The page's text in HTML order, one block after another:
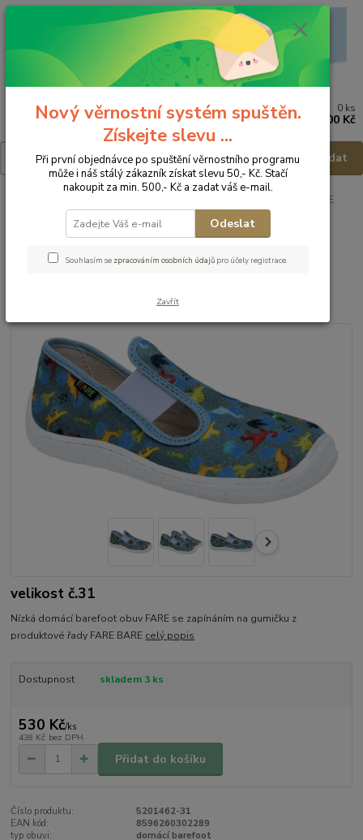
Menu
Hledat
0 ks
0,00 Kč
FARE
BARE Domácí obuv 5201462 - vel.31
FARE BARE Domácí obuv
5201462 - vel.31
velikost č.31
Nízká domácí barefoot obuv FARE se zapínáním na gumičku z
produktové řady FARE BARE celý popis
Dostupnost skladem 3 ks
530 Kč/ks
438 Kč bez DPH
Přidat do košíku
Číslo produktu:
5201462-31
EAN kód:
8596260302289
typ obuvi:
domácí barefoot
Nový věrnostní systém spuštěn.
Získejte slevu ...
Při první objednávce po spuštění věrnostního programu
může i náš stálý zákazník získat slevu 50,- Kč. Stačí
nakoupit za min. 500,- Kč a zadat váš e-mail.
Odeslat
Souhlasím se zpracováním osobních údajů pro účely registrace.
Zavřít